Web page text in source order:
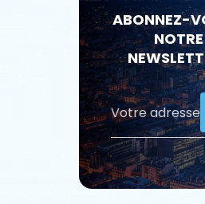
ABONNEZ-
NOTRE